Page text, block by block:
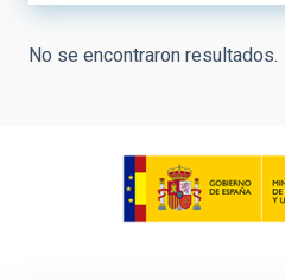
No se encontraron resultados.